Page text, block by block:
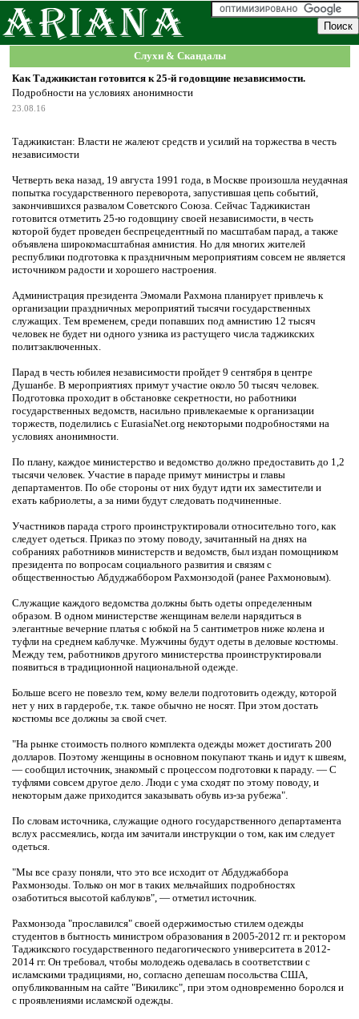
Слухи & Скандалы
Как Таджикистан готовится к 25-й годовщине независимости.
Подробности на условиях анонимности
23.08.16
Таджикистан: Власти не жалеют средств и усилий на торжества в честь
независимости
Четверть века назад, 19 августа 1991 года, в Москве произошла неудачная
попытка государственного переворота, запустившая цепь событий,
закончившихся развалом Советского Союза. Сейчас Таджикистан
готовится отметить 25-ю годовщину своей независимости, в честь
которой будет проведен беспрецедентный по масштабам парад, а также
объявлена широкомасштабная амнистия. Но для многих жителей
республики подготовка к праздничным мероприятиям совсем не является
источником радости и хорошего настроения.
Администрация президента Эмомали Рахмона планирует привлечь к
организации праздничных мероприятий тысячи государственных
служащих. Тем временем, среди попавших под амнистию 12 тысяч
человек не будет ни одного узника из растущего числа таджикских
политзаключенных.
Парад в честь юбилея независимости пройдет 9 сентября в центре
Душанбе. В мероприятиях примут участие около 50 тысяч человек.
Подготовка проходит в обстановке секретности, но работники
государственных ведомств, насильно привлекаемые к организации
торжеств, поделились с EurasiaNet.org некоторыми подробностями на
условиях анонимности.
По плану, каждое министерство и ведомство должно предоставить до 1,2
тысячи человек. Участие в параде примут министры и главы
департаментов. По обе стороны от них будут идти их заместители и
ехать кабриолеты, а за ними будут следовать подчиненные.
Участников парада строго проинструктировали относительно того, как
следует одеться. Приказ по этому поводу, зачитанный на днях на
собраниях работников министерств и ведомств, был издан помощником
президента по вопросам социального развития и связям с
общественностью Абдуджаббором Рахмонзодой (ранее Рахмоновым).
Служащие каждого ведомства должны быть одеты определенным
образом. В одном министерстве женщинам велели нарядиться в
элегантные вечерние платья с юбкой на 5 сантиметров ниже колена и
туфли на среднем каблучке. Мужчины будут одеты в деловые костюмы.
Между тем, работников другого министерства проинструктировали
появиться в традиционной национальной одежде.
Больше всего не повезло тем, кому велели подготовить одежду, которой
нет у них в гардеробе, т.к. такое обычно не носят. При этом достать
костюмы все должны за свой счет.
"На рынке стоимость полного комплекта одежды может достигать 200
долларов. Поэтому женщины в основном покупают ткань и идут к швеям,
— сообщил источник, знакомый с процессом подготовки к параду. — С
туфлями совсем другое дело. Люди с ума сходят по этому поводу, и
некоторым даже приходится заказывать обувь из-за рубежа".
По словам источника, служащие одного государственного департамента
вслух рассмеялись, когда им зачитали инструкции о том, как им следует
одеться.
"Мы все сразу поняли, что это все исходит от Абдуджаббора
Рахмонзоды. Только он мог в таких мельчайших подробностях
озаботиться высотой каблуков", — отметил источник.
Рахмонзода "прославился" своей одержимостью стилем одежды
студентов в бытность министром образования в 2005-2012 гг. и ректором
Таджикского государственного педагогического университета в 2012-
2014 гг. Он требовал, чтобы молодежь одевалась в соответствии с
исламскими традициями, но, согласно депешам посольства США,
опубликованным на сайте "Викиликс", при этом одновременно боролся и
с проявлениями исламской одежды.